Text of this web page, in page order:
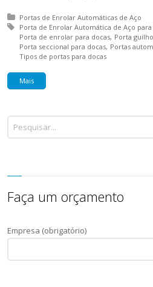
Posted in:
Portas de Enrolar Automáticas de Aço
Tagged with:
Porta de Enrolar Automática de Aço para
Porta de enrolar para docas Porta
Porta seccional para docas Portas
Tipos de portas para docas
Mais
Faça um orçamento
Empresa (obrigatório)